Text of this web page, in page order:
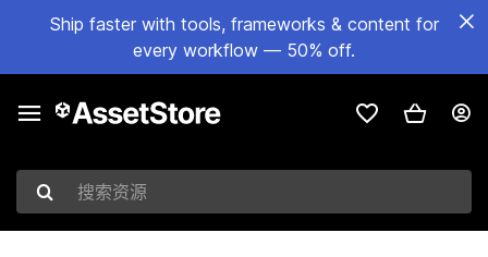
Ship faster with tools, frameworks & content for
every workflow — 50% off.
搜索资源